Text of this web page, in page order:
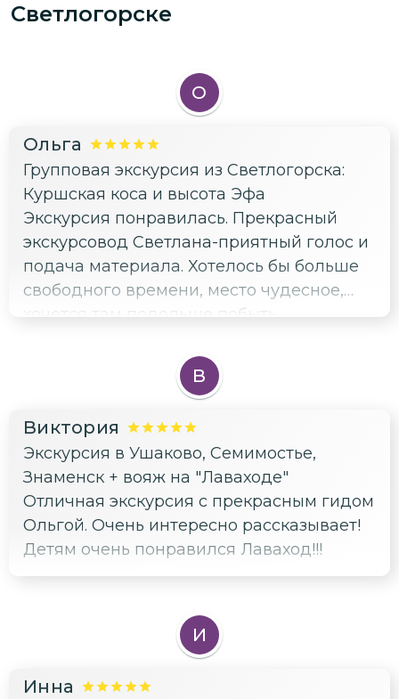
Светлогорске
О
Ольга
Групповая экскурсия из Светлогорска:
Куршская коса и высота Эфа
Экскурсия понравилась. Прекрасный
экскурсовод Светлана-приятный голос и
подача материала. Хотелось бы больше
свободного времени, место чудесное,
хочется там подольше побыть.
В
Виктория
Экскурсия в Ушаково, Семимостье,
Знаменск + вояж на "Лаваходе"
Отличная экскурсия с прекрасным гидом
Ольгой. Очень интересно рассказывает!
Детям очень понравился Лаваход!!!
И
Инна